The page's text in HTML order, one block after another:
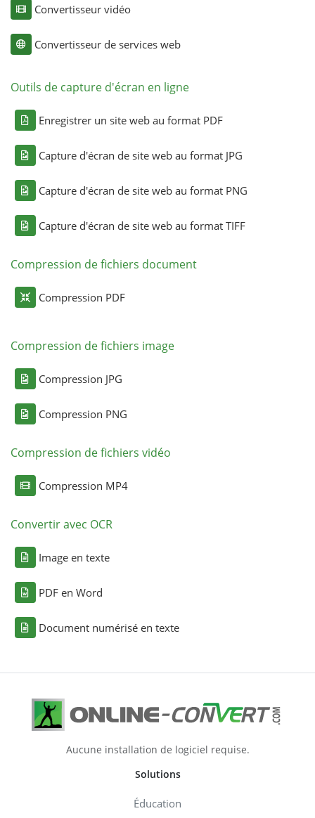
Convertisseur vidéo
Convertisseur de services web
Outils de capture d'écran en ligne
Enregistrer un site web au format PDF
Capture d'écran de site web au format JPG
Capture d'écran de site web au format PNG
Capture d'écran de site web au format TIFF
Compression de fichiers document
Compression PDF
Compression de fichiers image
Compression JPG
Compression PNG
Compression de fichiers vidéo
Compression MP4
Convertir avec OCR
Image en texte
PDF en Word
Document numérisé en texte
Aucune installation de logiciel requise.
Solutions
Éducation